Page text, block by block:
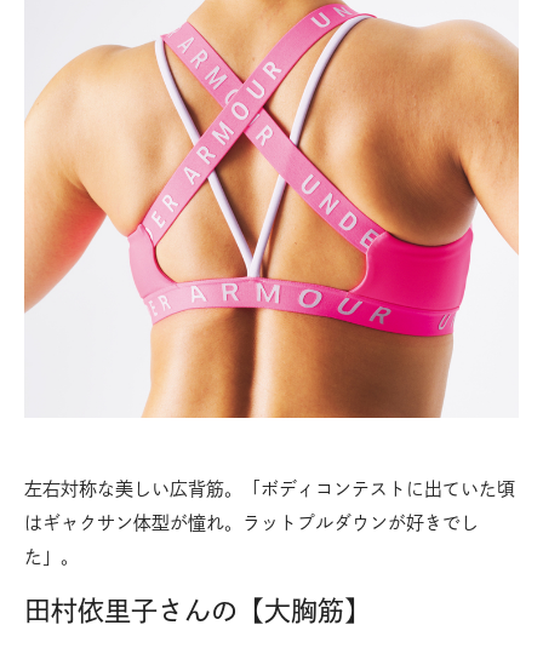
左右対称な美しい広背筋。「ボディコンテストに出ていた頃
はギャクサン体型が憧れ。ラットプルダウンが好きでし
た」。
田村依里子さんの【大胸筋】